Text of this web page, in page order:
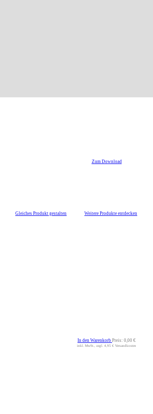
Zum Download
Gleiches Produkt gestalten
Weitere Produkte entdecken
In den Warenkorb Preis: 0,00 €
inkl. MwSt., zzgl. 4,95 € Versandkosten